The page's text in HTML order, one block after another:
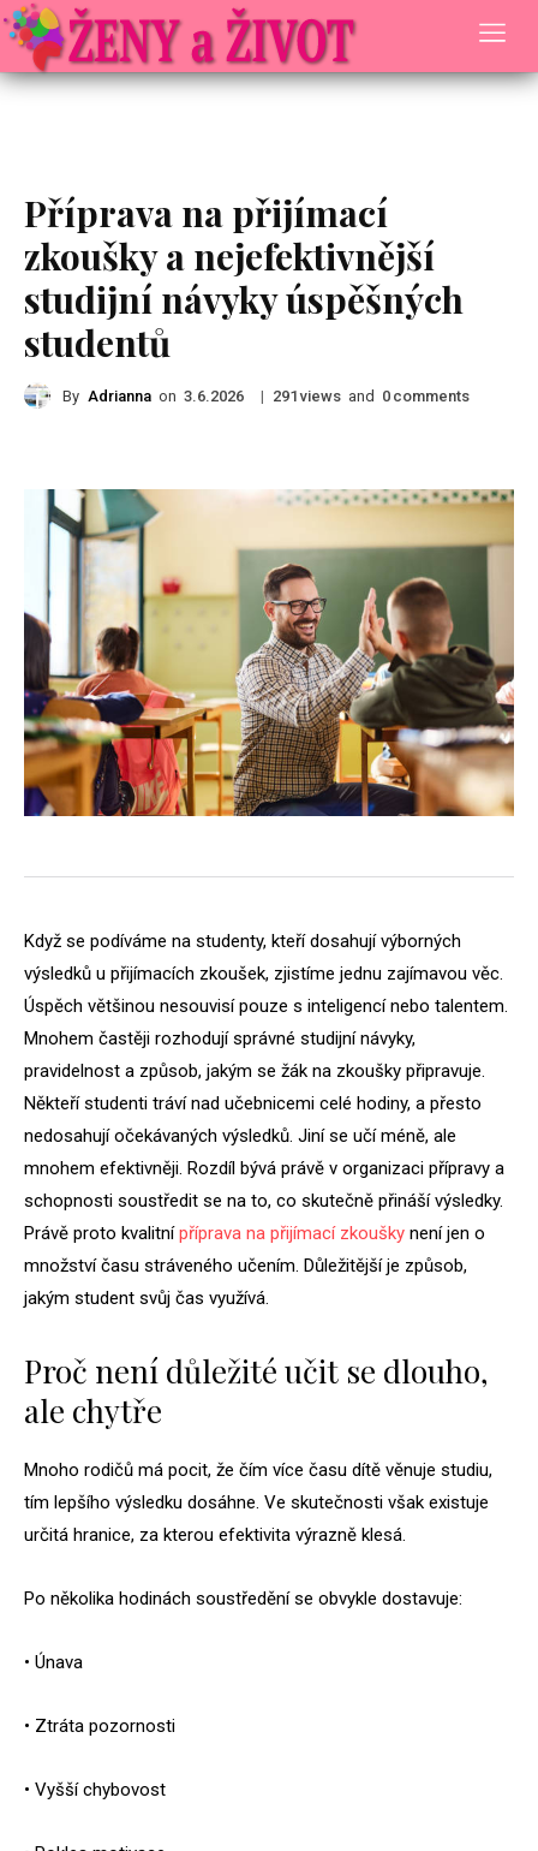
Rady a Tipy
Příprava na přijímací
zkoušky a nejefektivnější
studijní návyky úspěšných
studentů
By Adrianna on 3.6.2026 | 291 views and 0 comments
Když se podíváme na studenty, kteří dosahují výborných
výsledků u přijímacích zkoušek, zjistíme jednu zajímavou věc.
Úspěch většinou nesouvisí pouze s inteligencí nebo talentem.
Mnohem častěji rozhodují správné studijní návyky,
pravidelnost a způsob, jakým se žák na zkoušky připravuje.
Někteří studenti tráví nad učebnicemi celé hodiny, a přesto
nedosahují očekávaných výsledků. Jiní se učí méně, ale
mnohem efektivněji. Rozdíl bývá právě v organizaci přípravy a
schopnosti soustředit se na to, co skutečně přináší výsledky.
Právě proto kvalitnípříprava na přijímací zkoušky není jen o
množství času stráveného učením. Důležitější je způsob,
jakým student svůj čas využívá.
Proč není důležité učit se dlouho,
ale chytře
Mnoho rodičů má pocit, že čím více času dítě věnuje studiu,
tím lepšího výsledku dosáhne. Ve skutečnosti však existuje
určitá hranice, za kterou efektivita výrazně klesá.
Po několika hodinách soustředění se obvykle dostavuje:
• Únava
• Ztráta pozornosti
• Vyšší chybovost